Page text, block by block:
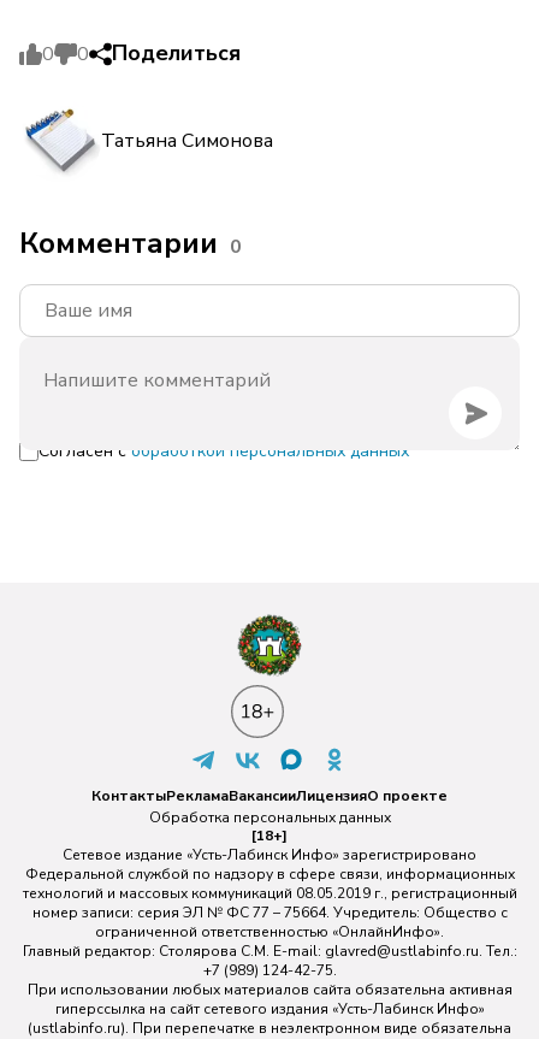
0 0 Поделиться
Татьяна Симонова
Комментарии 0
Согласен с обработкой персональных данных
КонтактыРекламаВакансииЛицензияО проекте
Обработка персональных данных
[18+]
Сетевое издание «Усть-Лабинск Инфо» зарегистрировано
Федеральной службой по надзору в сфере связи, информационных
технологий и массовых коммуникаций 08.05.2019 г., регистрационный
номер записи: серия ЭЛ № ФС 77 – 75664. Учредитель: Общество с
ограниченной ответственностью «ОнлайнИнфо».
Главный редактор: Столярова С.М. E-mail: glavred@ustlabinfo.ru. Тел.:
+7 (989) 124-42-75.
При использовании любых материалов сайта обязательна активная
гиперссылка на сайт сетевого издания «Усть-Лабинск Инфо»
(ustlabinfo.ru). При перепечатке в неэлектронном виде обязательна